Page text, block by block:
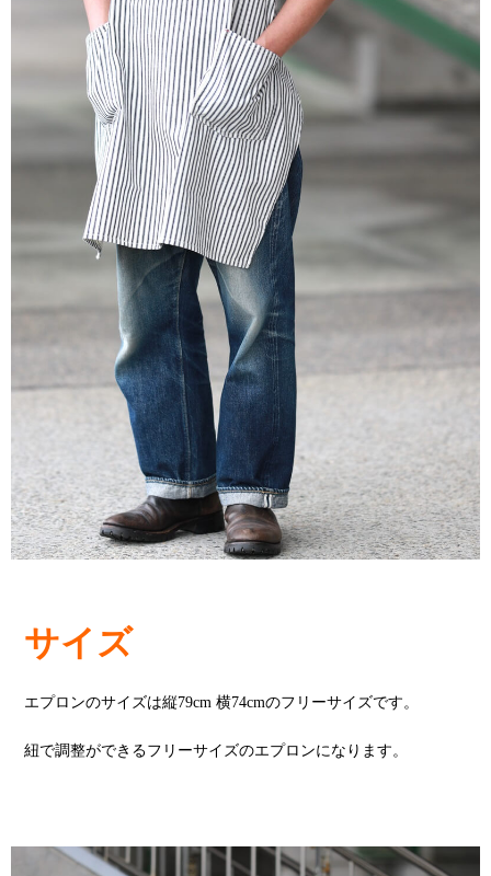
サイズ
エプロンのサイズは縦79cm 横74cmのフリーサイズです。
紐で調整ができるフリーサイズのエプロンになります。